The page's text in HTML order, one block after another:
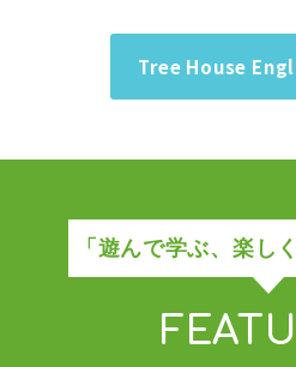
Tree House
「遊んで学ぶ、楽し